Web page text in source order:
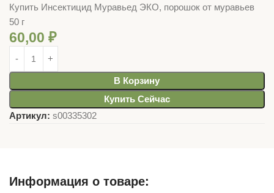
Купить Инсектицид Муравьед ЭКО, порошок от муравьев
50 г
60,00 ₽
В Корзину
Купить Сейчас
Артикул: s00335302
Информация о товаре: